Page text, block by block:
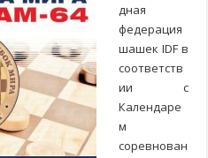
дная
федерация
шашек IDF в
соответств
ии с
Календаре
м
соревнован